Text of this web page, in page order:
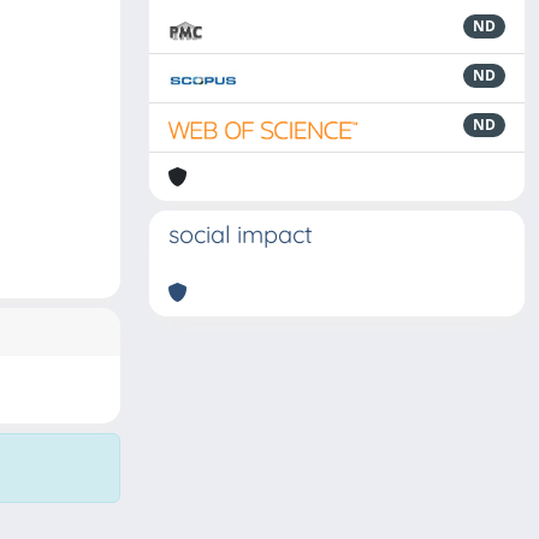
ND
ND
ND
social impact